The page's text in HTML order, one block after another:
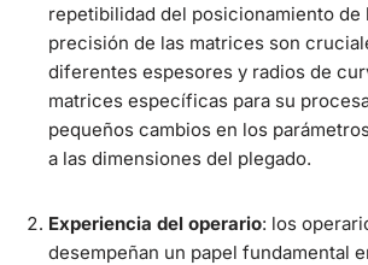
repetibilidad del posicionamiento de
precisión de las matrices son
diferentes espesores y radios de
matrices específicas para su
pequeños cambios en los
a las dimensiones del plegado.
Experiencia del operario: los
desempeñan un papel fundamental